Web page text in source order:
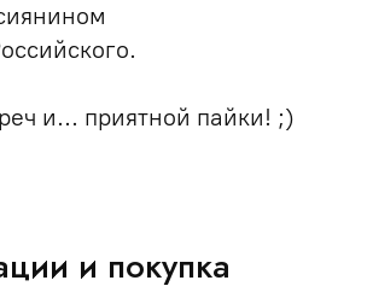
и... приятной пайки! ;)
и покупка